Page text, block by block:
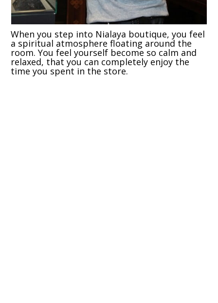
When you step into Nialaya boutique, you feel
a spiritual atmosphere floating around the
room. You feel yourself become so calm and
relaxed, that you can completely enjoy the
time you spent in the store.